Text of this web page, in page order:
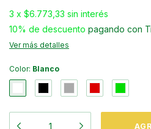
3 x $6.773,33 sin interés
10% de descuento pagando con
Ver más detalles
Color: Blanco